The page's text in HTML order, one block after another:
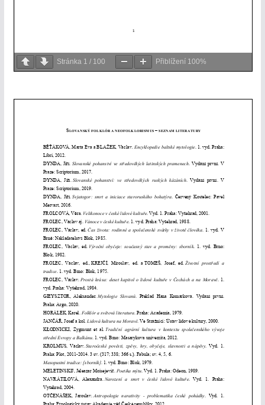
Stránka 1 / 100 Přiblížení 100%